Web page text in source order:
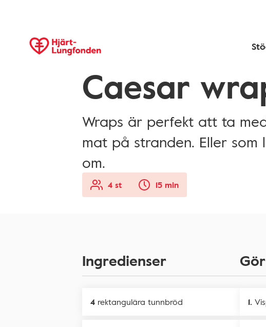
Caesar
Wraps är perfekt att ta
mat på stranden. Eller som
om.
4 st 15 min
Ingredienser
4 rektangulära tunnbröd